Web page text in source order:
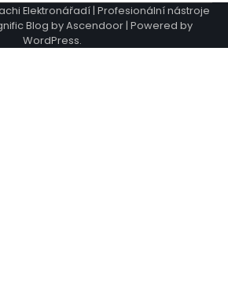
Elektronářadí | Profesionální nástroje
Blog byAscendoor| Powered by
WordPress.